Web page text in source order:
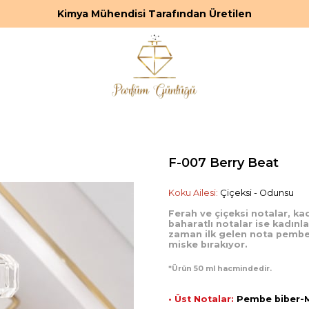
Kimya Mühendisi Tarafından Üretilen
F-007 Berry Beat
Koku Ailesi: Çiçeksi - Odunsu
Ferah ve çiçeksi notalar,
baharatlı notalar ise
zaman ilk gelen nota
miske bırakıyor.
*Ürün 50 ml hacmindedir.
• Üst Notalar: Pembe biber-